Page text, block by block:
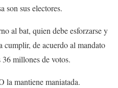
son sus electores.
al bat, quien debe esforzarse y
cumplir, de acuerdo al mandato
millones de votos.
mantiene maniatada.